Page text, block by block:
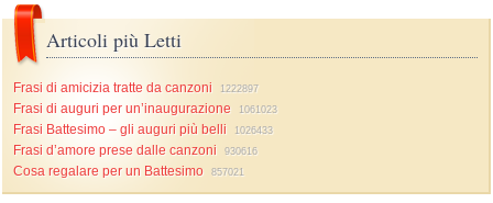
Articoli più Letti
Frasi di amicizia tratte da canzoni 1222897
Frasi di auguri per un’inaugurazione 1061023
Frasi Battesimo – gli auguri più belli 1026433
Frasi d’amore prese dalle canzoni 930616
Cosa regalare per un Battesimo 857021